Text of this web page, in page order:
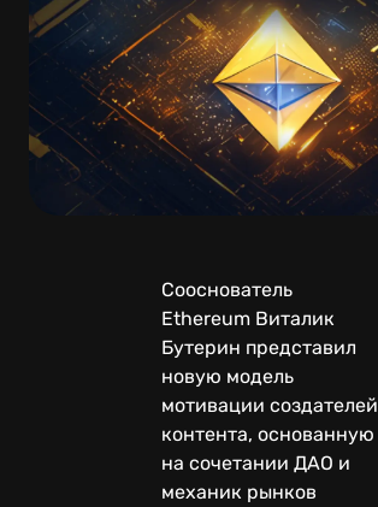
Сооснователь
Ethereum Виталик
Бутерин представил
новую модель
мотивации создателей
контента, основанную
на сочетании ДАО и
механик рынков